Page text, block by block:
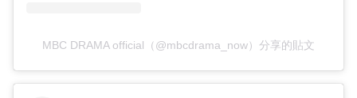
MBC DRAMA official（@mbcdrama_now）分享的貼文